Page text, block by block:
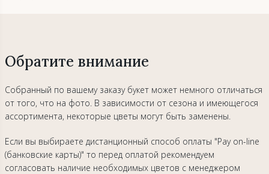
Обратите внимание
Собранный по вашему заказу букет может немного отличаться
от того, что на фото. В зависимости от сезона и имеющегося
ассортимента, некоторые цветы могут быть заменены.
Если вы выбираете дистанционный способ оплаты "Pay on-line
(банковские карты)" то перед оплатой рекомендуем
согласовать наличие необходимых цветов с менеджером